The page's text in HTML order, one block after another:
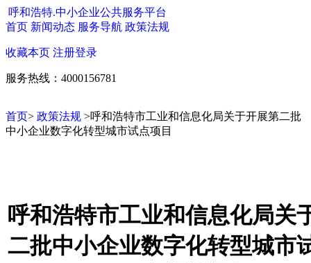
呼和浩特.中小企业公共服务平台
首页 新闻动态 服务导航 政策法规
收藏本页 注册登录
服务热线：4000156781
首页> 政策法规 >呼和浩特市工业和信息化局关于开展第二批
中小企业数字化转型城市试点项目
呼和浩特市工业和信息化局关
二批中小企业数字化转型城市